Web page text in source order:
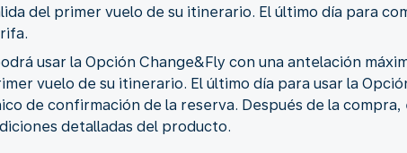
del primer vuelo de su itinerario. El último día para
usar la Opción Change&Fly con una antelación
vuelo de su itinerario. El último día para usar la
de confirmación de la reserva. Después de la
detalladas del producto.